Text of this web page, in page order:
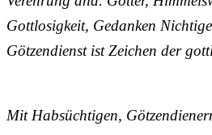
Gottlosigkeit, Gedanken
Götzendienst ist Zeichen der
Mit Habsüchtigen,